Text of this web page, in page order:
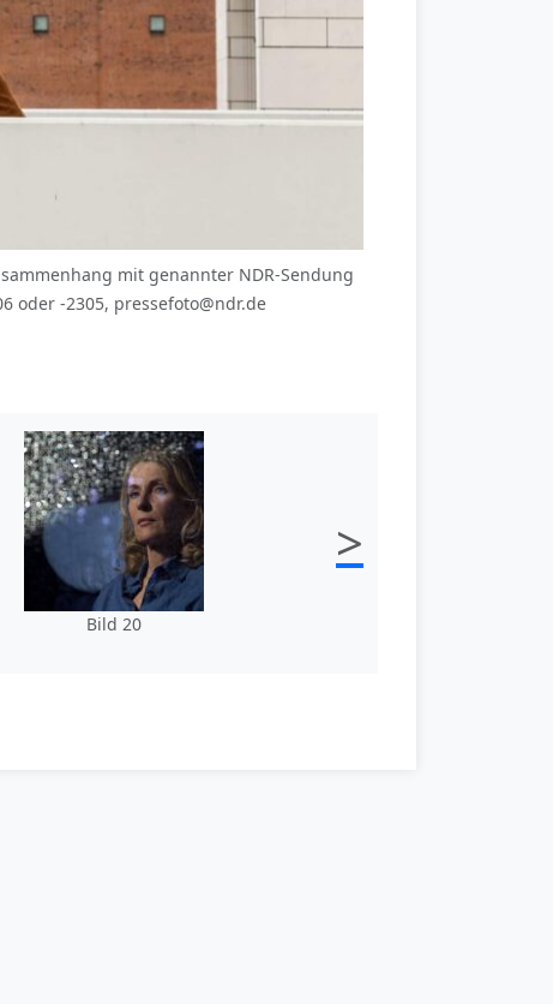
mit genannter NDR-Sendung
oder -2305, pressefoto@ndr.de
Bild 20
>